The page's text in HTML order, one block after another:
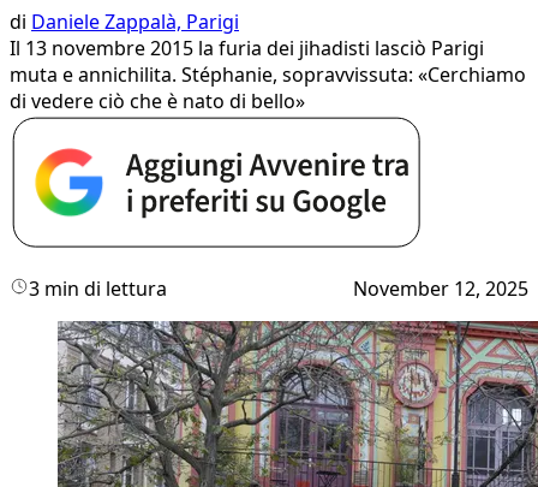
di Daniele Zappalà, Parigi
Il 13 novembre 2015 la furia dei jihadisti lasciò Parigi
muta e annichilita. Stéphanie, sopravvissuta: «Cerchiamo
di vedere ciò che è nato di bello»
3 min di lettura November 12, 2025